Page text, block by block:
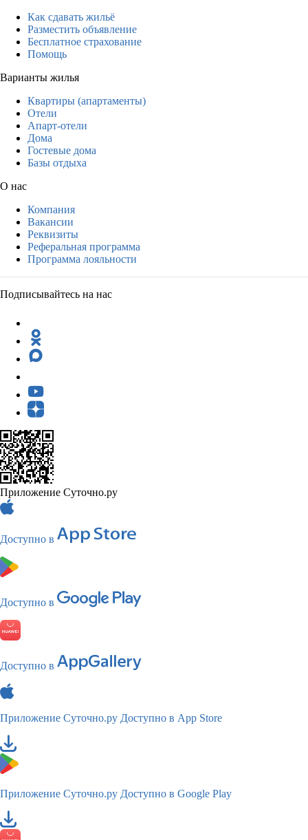
Как сдавать жильё
Разместить объявление
Бесплатное страхование
Помощь
Варианты жилья
Квартиры (апартаменты)
Отели
Апарт-отели
Дома
Гостевые дома
Базы отдыха
О нас
Компания
Вакансии
Реквизиты
Реферальная программа
Программа лояльности
Подписывайтесь на нас
Приложение Суточно.ру
Доступно в
Доступно в
Доступно в
Приложение Суточно.ру Доступно в App Store
Приложение Суточно.ру Доступно в Google Play